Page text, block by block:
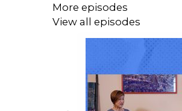
https://bit.ly/bmb-
时间轴：
More episodes
View all episodes